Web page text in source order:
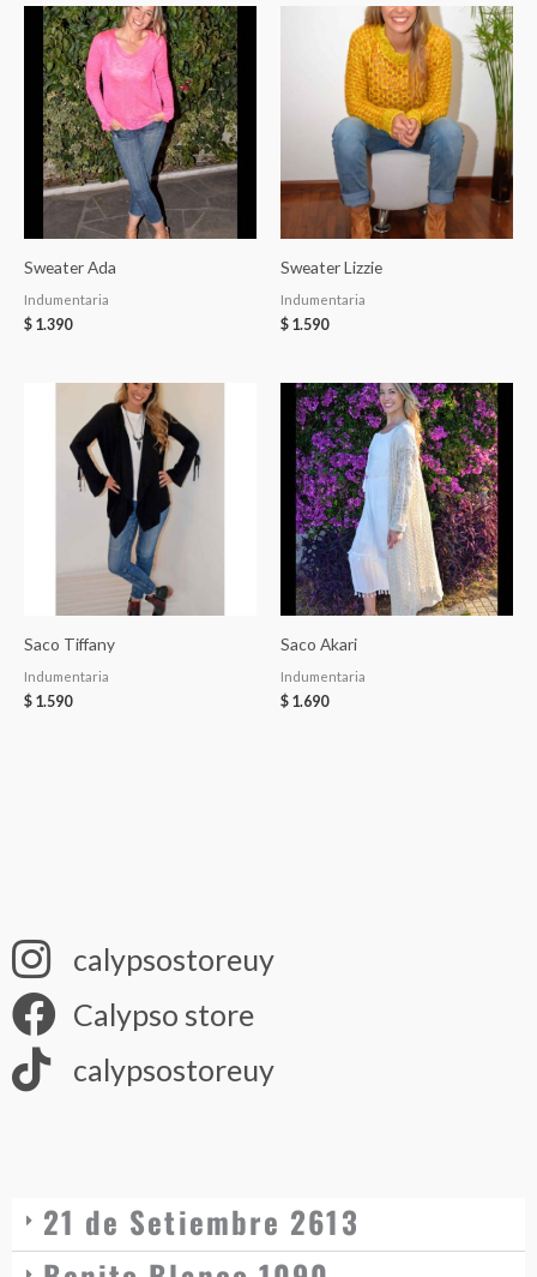
Sweater Ada
Indumentaria
$ 1.390
Sweater Lizzie
Indumentaria
$ 1.590
Saco Tiffany
Indumentaria
$ 1.590
Saco Akari
Indumentaria
$ 1.690
calypsostoreuy
Calypso store
calypsostoreuy
21 de Setiembre 2613